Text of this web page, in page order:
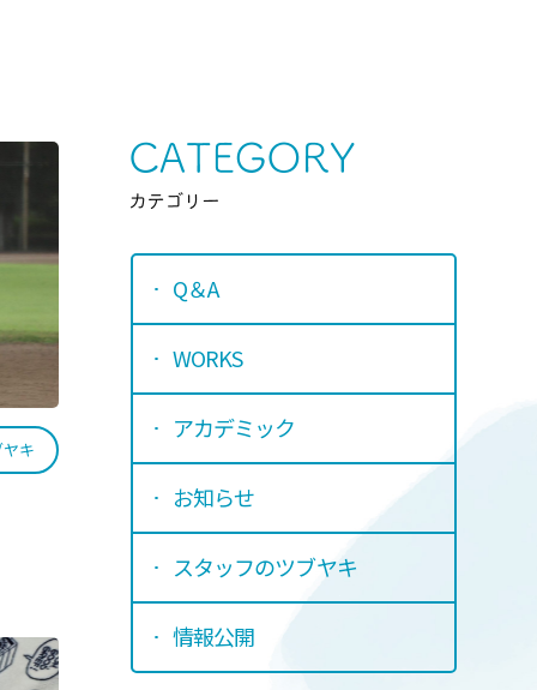
キ
Q＆A
WORKS
アカデミック
お知らせ
スタッフのツブヤキ
情報公開